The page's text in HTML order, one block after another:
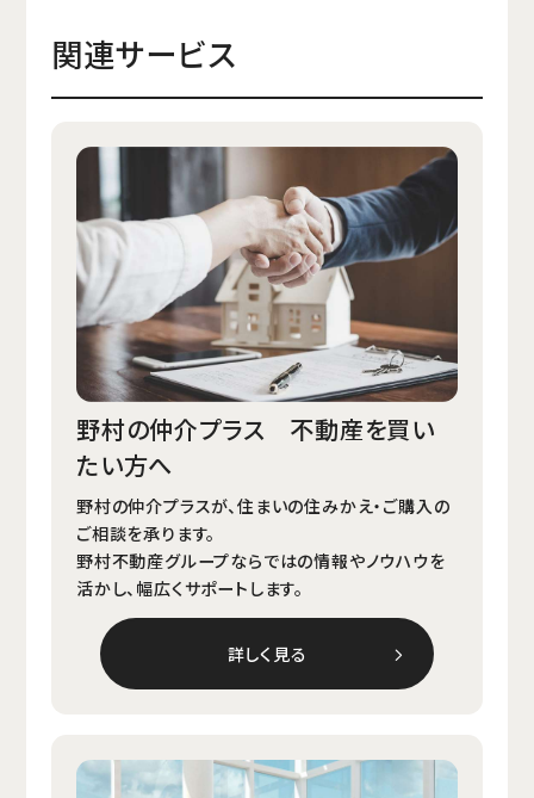
関連サービス
野村の仲介プラス 不動産を買い
たい方へ
野村の仲介プラスが、住まいの住みかえ・ご購⼊の
ご相談を承ります。
野村不動産グループならではの情報やノウハウを
活かし、幅広くサポートします。
詳しく見る